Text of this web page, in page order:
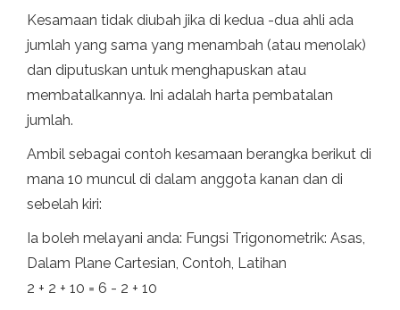
Kesamaan tidak diubah jika di kedua -dua ahli ada
jumlah yang sama yang menambah (atau menolak)
dan diputuskan untuk menghapuskan atau
membatalkannya. Ini adalah harta pembatalan
jumlah.
Ambil sebagai contoh kesamaan berangka berikut di
mana 10 muncul di dalam anggota kanan dan di
sebelah kiri:
Ia boleh melayani anda: Fungsi Trigonometrik: Asas,
Dalam Plane Cartesian, Contoh, Latihan
2 + 2 + 10 = 6 - 2 + 10